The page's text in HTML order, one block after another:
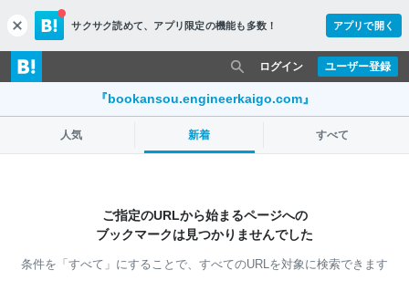
c
l
o
s
サクサク読めて、 アプリ限定の機能も多数！ アプリで開く
ユーザー登録
ログイン
『bookansou.engineerkaigo.com』
人気 新着 すべて
ご指定のURLから始まるページへの
ブックマークは見つかりませんでした
条件を「すべて」にすることで、 すべてのURLを対象に検索できます